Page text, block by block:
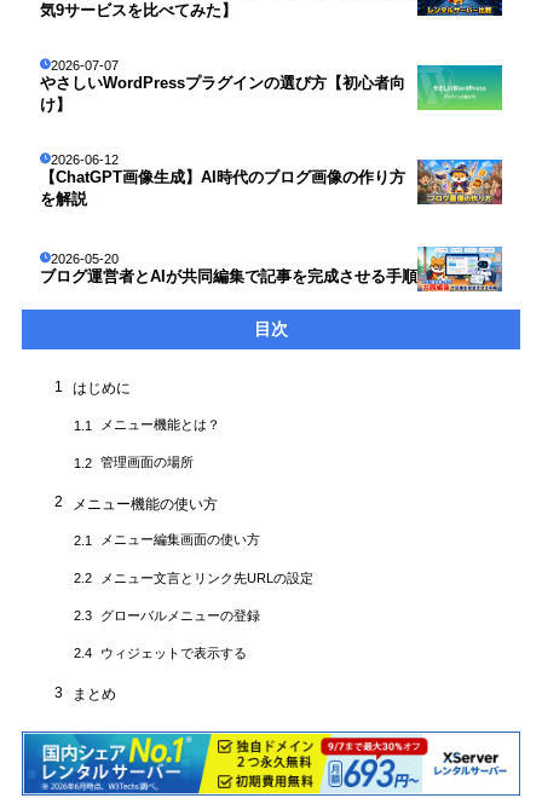
気9サービスを比べてみた】
2026-07-07
やさしいWordPressプラグインの選び方【初心者向
け】
2026-06-12
【ChatGPT画像生成】AI時代のブログ画像の作り方
を解説
2026-05-20
ブログ運営者とAIが共同編集で記事を完成させる手順
目次
1 はじめに
1.1 メニュー機能とは？
1.2 管理画面の場所
2 メニュー機能の使い方
2.1 メニュー編集画面の使い方
2.2 メニュー文言とリンク先URLの設定
2.3 グローバルメニューの登録
2.4 ウィジェットで表示する
3 まとめ